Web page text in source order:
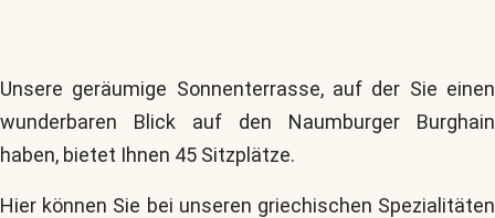
Unsere geräumige Sonnenterrasse, auf der Sie einen
wunderbaren Blick auf den Naumburger Burghain
haben, bietet Ihnen 45 Sitzplätze.
Hier können Sie bei unseren griechischen Spezialitäten